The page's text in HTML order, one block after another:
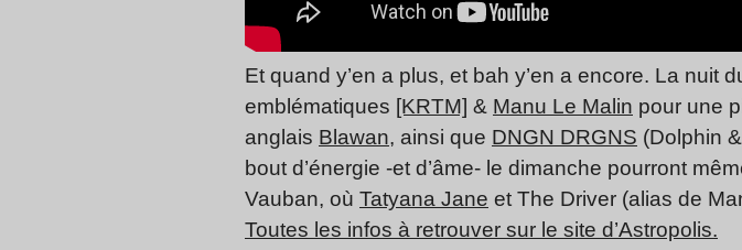
Et quand y’en a plus, et bah y’en a encore. La nuit
emblématiques [KRTM] & Manu Le Malin pour une
anglais Blawan, ainsi que DNGN DRGNS (Dolphin
bout d’énergie -et d’âme- le dimanche pourront
Vauban, où Tatyana Jane et The Driver (alias de
Toutes les infos à retrouver sur le site d’Astropolis.